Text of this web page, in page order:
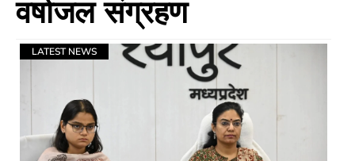
वर्षाजल संग्रहण
LATEST NEWS